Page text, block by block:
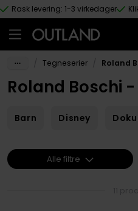
Hopp til hovedinnhold
Rask levering: 1-3 virkedager
Tegneserier Roland
Roland Boschi
Barn Disney
Alle filtre